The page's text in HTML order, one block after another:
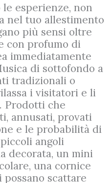
esperienze, non
nel tuo allestimento
più sensi oltre
con profumo di
immediatamente
di sottofondo a
tradizionali o
i visitatori e li
Prodotti che
annusati, provati
e le probabilità di
angoli
decorata, un mini
una cornice
scattare